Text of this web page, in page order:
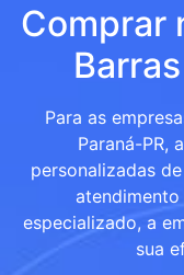
Comprar
Para as
Paraná-PR,
personalizadas
especializado, a
sua